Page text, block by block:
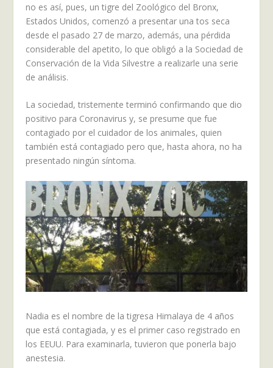
no es así, pues, un tigre del Zoológico del Bronx,
Estados Unidos, comenzó a presentar una tos seca
desde el pasado 27 de marzo, además, una pérdida
considerable del apetito, lo que obligó a la Sociedad de
Conservación de la Vida Silvestre a realizarle una serie
de análisis.
La sociedad, tristemente terminó confirmando que dio
positivo para Coronavirus y, se presume que fue
contagiado por el cuidador de los animales, quien
también está contagiado pero que, hasta ahora, no ha
presentado ningún síntoma.
Nadia es el nombre de la tigresa Himalaya de 4 años
que está contagiada, y es el primer caso registrado en
los EEUU. Para examinarla, tuvieron que ponerla bajo
anestesia.